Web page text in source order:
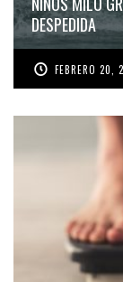
DESPEDIDA
FEBRERO 20,